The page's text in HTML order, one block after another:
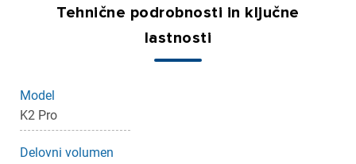
Tehnične podrobnosti in ključne
lastnosti
Model
K2 Pro
Delovni volumen